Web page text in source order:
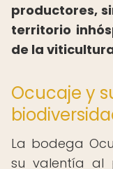
productores,
territorio
de la
Ocucaje y
La bodega
su valentía al